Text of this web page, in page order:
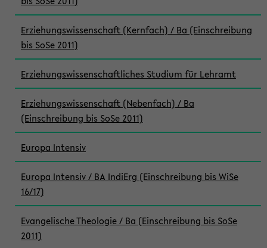
Erziehungswissenschaft (Kernfach) / Ba (Einschreibung
bis SoSe 2011)
Erziehungswissenschaftliches Studium für Lehramt
Erziehungswissenschaft (Nebenfach) / Ba
(Einschreibung bis SoSe 2011)
Europa Intensiv
Europa Intensiv / BA IndiErg (Einschreibung bis WiSe
16/17)
Evangelische Theologie / Ba (Einschreibung bis SoSe
2011)